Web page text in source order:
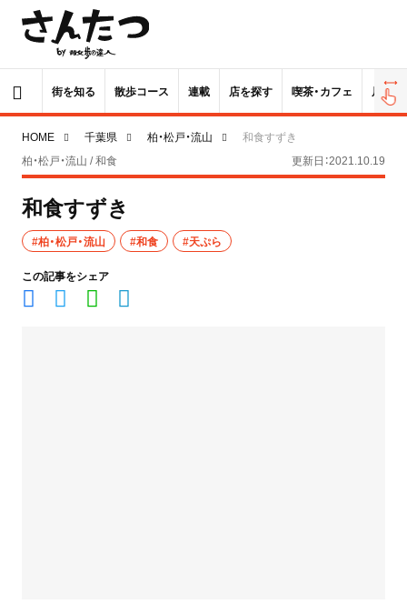
街を知る 散歩コース 連載 店を探す 喫茶・カフェ 居酒屋
HOME 千葉県 柏・松戸・流山
和食すずき
柏・松戸・流山 / 和食
更新日：2021.10.19
和食すずき
#柏・松戸・流山 #和食 #天ぷら
この記事をシェア